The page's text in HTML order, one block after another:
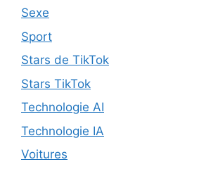
Sexe
Sport
Stars de TikTok
Stars TikTok
Technologie AI
Technologie IA
Voitures